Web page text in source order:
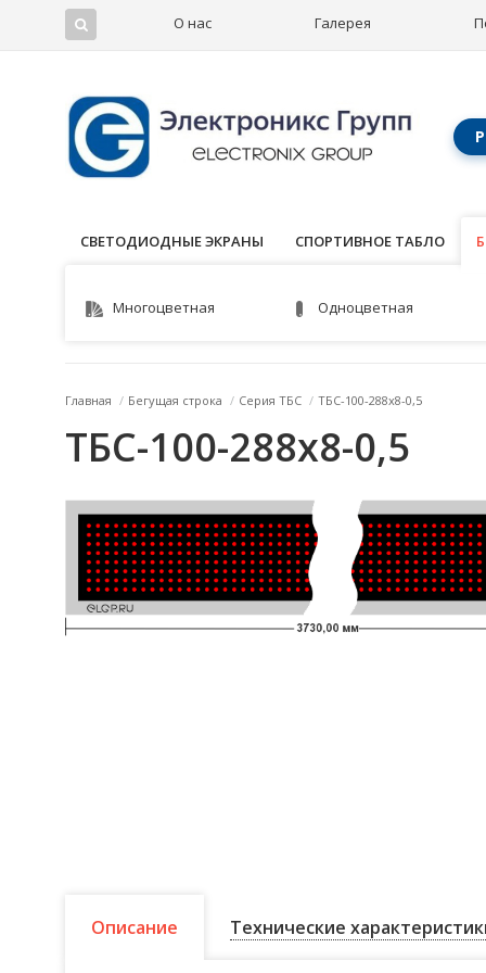
О нас Галерея
СВЕТОДИОДНЫЕ ЭКРАНЫ СПОРТИВНОЕ ТАБЛО
Многоцветная Одноцветная
Главная / Бегущая строка / Серия ТБС / ТБС-100-288x8-0,5
ТБС-100-288x8-0,5
Описание Технические